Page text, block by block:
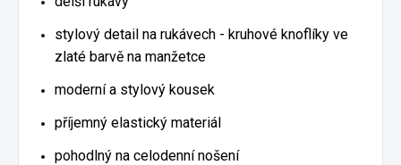
stylový detail na rukávech - kruhové knoflíky ve
zlaté barvě na manžetce
moderní a stylový kousek
příjemný elastický materiál
pohodlný na celodenní nošení